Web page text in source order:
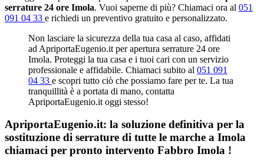
serrature 24 ore Imola. Vuoi saperne di più? Chiamaci ora al 051
091 04 33 e richiedi un preventivo gratuito e personalizzato.
Non lasciare la sicurezza della tua casa al caso, affidati
ad ApriportaEugenio.it per apertura serrature 24 ore
Imola. Proteggi la tua casa e i tuoi cari con un servizio
professionale e affidabile. Chiamaci subito al 051 091
04 33 e scopri tutto ciò che possiamo fare per te. La tua
tranquillità è a portata di mano, contatta
ApriportaEugenio.it oggi stesso!
ApriportaEugenio.it: la soluzione definitiva per la
sostituzione di serrature di tutte le marche a Imola
chiamaci per pronto intervento Fabbro Imola !